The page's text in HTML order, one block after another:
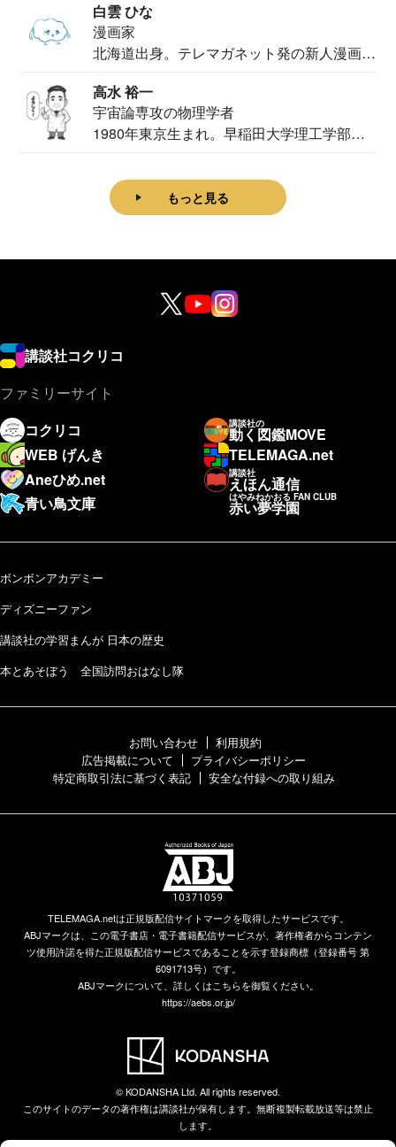
白雲 ひな
漫画家
北海道出身。テレマガネット発の新人漫画
高水 裕一
宇宙論専攻の物理学者
1980年東京生まれ。早稲田大学理工学部物
もっと見る
講談社コクリコ
ファミリーサイト
コクリコ
講談社の
動く図鑑MOVE
WEB げんき
TELEMAGA.net
Aneひめ.net
講談社
えほん通信
青い鳥文庫
はやみねかおる FAN CLUB
赤い夢学園
ボンボンアカデミー
ディズニーファン
講談社の学習まんが 日本の歴史
本とあそぼう 全国訪問おはなし隊
お問い合わせ
利用規約
広告掲載について
プライバシーポリシー
特定商取引法に基づく表記
安全な付録への取り組み
TELEMAGA.netは正規版配信サイトマークを取得したサービスです。
ABJマークは、この電子書店・電子書籍配信サービスが、著作権者からコンテン
ツ使用許諾を得た正規版配信サービスであることを示す登録商標（登録番号 第
6091713号）です。
ABJマークについて、詳しくはこちらを御覧ください。
https://aebs.or.jp/
© KODANSHA Ltd. All rights reserved.
このサイトのデータの著作権は講談社が保有します。無断複製転載放送等は禁止
します。